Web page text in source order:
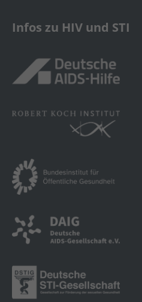
Infos zu HIV und STI